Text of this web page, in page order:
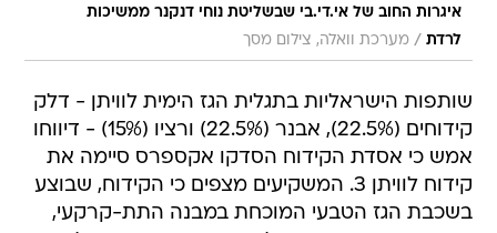
שותפות הישראליות בתגלית הגז הימית לוויתן - דלק
אמש כי אסדת הקידוח הסדקו אקספרס סיימה את
קידוח לוויתן 3. המשקיעים מצפים כי הקידוח, שבוצע
בשכבת הגז הטבעי המוכחת במבנה התת-קרקעי,
יעניק הערכה מחודשת לכמויות הגז הטבעי בכל
מבנה לוויתן, ואולי אף יעלה אותן. עם זאת הם ייאלצו